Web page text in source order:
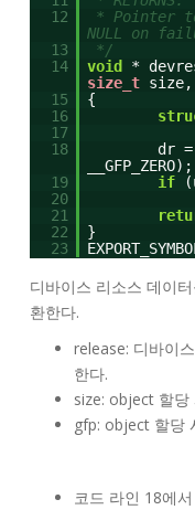
12
* Pointer
NULL on
13
*/
14
void
*
size_t
15
{
16
17
18
dr
__GFP_ZERO);
19
if
20
21
22
}
23
디바이스 리소스 데이
환한다.
release: 디바이
한다.
size: object 할당
gfp: object 할당
코드 라인 18에